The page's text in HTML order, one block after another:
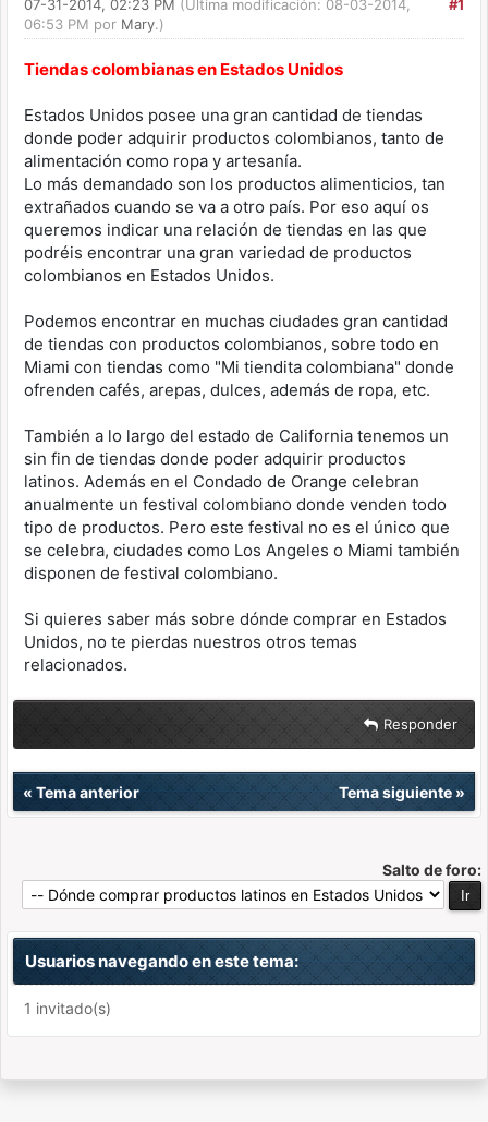
#1
07-31-2014, 02:23 PM (Última modificación: 08-03-2014,
06:53 PM por Mary.)
Tiendas colombianas en Estados Unidos
Estados Unidos posee una gran cantidad de tiendas
donde poder adquirir productos colombianos, tanto de
alimentación como ropa y artesanía.
Lo más demandado son los productos alimenticios, tan
extrañados cuando se va a otro país. Por eso aquí os
queremos indicar una relación de tiendas en las que
podréis encontrar una gran variedad de productos
colombianos en Estados Unidos.
Podemos encontrar en muchas ciudades gran cantidad
de tiendas con productos colombianos, sobre todo en
Miami con tiendas como "Mi tiendita colombiana" donde
ofrenden cafés, arepas, dulces, además de ropa, etc.
También a lo largo del estado de California tenemos un
sin fin de tiendas donde poder adquirir productos
latinos. Además en el Condado de Orange celebran
anualmente un festival colombiano donde venden todo
tipo de productos. Pero este festival no es el único que
se celebra, ciudades como Los Angeles o Miami también
disponen de festival colombiano.
Si quieres saber más sobre dónde comprar en Estados
Unidos, no te pierdas nuestros otros temas
relacionados.
Responder
« Tema anterior Tema siguiente»
Salto de foro:
Usuarios navegando en este tema:
1 invitado(s)